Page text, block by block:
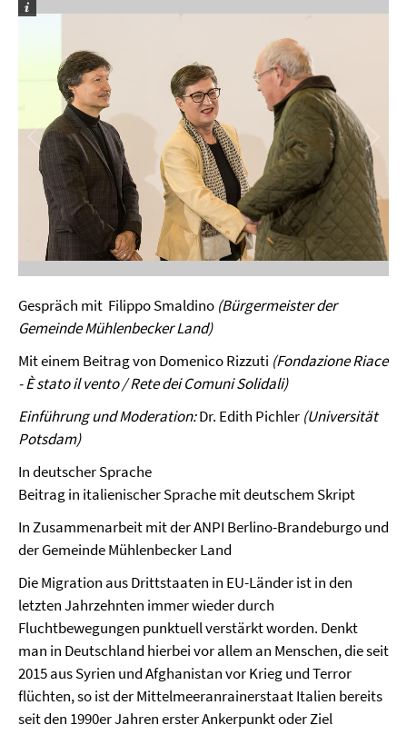
Video
Gespräch mit Filippo Smaldino (Bürgermeister der
Gemeinde Mühlenbecker Land)
Mit einem Beitrag von Domenico Rizzuti (Fondazione Riace
- È stato il vento / Rete dei Comuni Solidali)
Einführung und Moderation:Dr. Edith Pichler (Universität
Potsdam)
In deutscher Sprache
Beitrag in italienischer Sprache mit deutschem Skript
In Zusammenarbeit mit der ANPI Berlino-Brandeburgo und
der Gemeinde Mühlenbecker Land
Die Migration aus Drittstaaten in EU-Länder ist in den
letzten Jahrzehnten immer wieder durch
Fluchtbewegungen punktuell verstärkt worden. Denkt
man in Deutschland hierbei vor allem an Menschen, die seit
2015 aus Syrien und Afghanistan vor Krieg und Terror
flüchten, so ist der Mittelmeeranrainerstaat Italien bereits
seit den 1990er Jahren erster Ankerpunkt oder Ziel